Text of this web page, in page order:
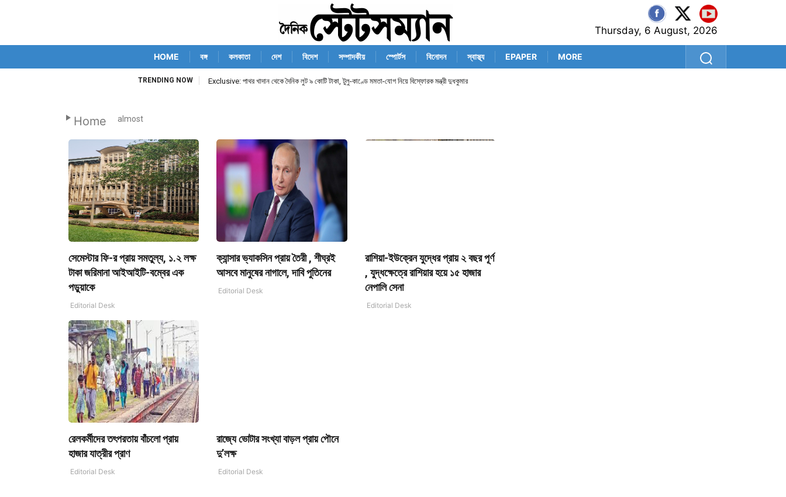
Thursday, 6 August, 2026
HOME বঙ্গ কলকাতা দেশ বিদেশ সম্পাদকীয় স্পোর্টস বিনোদন স্বাস্থ্য EPAPER MORE
TRENDING NOW Exclusive: পাথর খাদান থেকে দৈনিক লুট ৯ কোটি টাকা, টুলু-কাণ্ডে মমতা-যোগ নিয়ে বিস্ফোরক মন্ত্রী দুধকুমার
Home almost
সেমেস্টার ফি-র প্রায় সমতুল্য, ১.২ লক্ষ
টাকা জরিমানা আইআইটি-বম্বের এক
পড়ুয়াকে
Editorial Desk
ক্যান্সার ভ্যাকসিন প্রায় তৈরী , শীঘ্রই
আসবে মানুষের নাগালে, দাবি পুতিনের
Editorial Desk
রাশিয়া-ইউক্রেন যুদ্ধের প্রায় ২ বছর পূর্ণ
, যুদ্ধক্ষেত্রে রাশিয়ার হয়ে ১৫ হাজার
নেপালি সেনা
Editorial Desk
রেলকর্মীদের তৎপরতায় বাঁচলো প্রায়
হাজার যাত্রীর প্রাণ
Editorial Desk
রাজ্যে ভোটার সংখ্যা বাড়ল প্রায় পৌনে
দু’লক্ষ
Editorial Desk